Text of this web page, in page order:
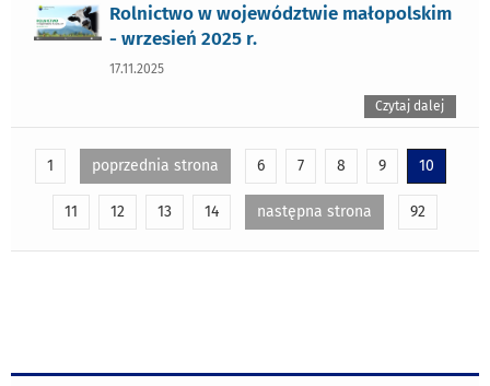
Rolnictwo w województwie małopolskim
- wrzesień 2025 r.
17.11.2025
Czytaj dalej
1 poprzednia strona 6 7 8 9 10
11 12 13 14 następna strona 92